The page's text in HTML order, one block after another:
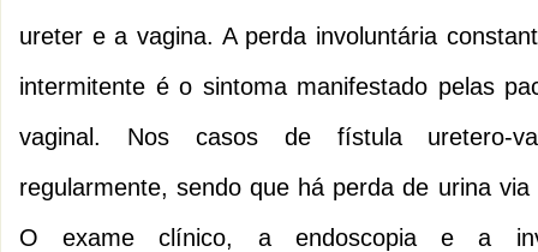
ureter e a vagina. A perda involuntária
intermitente é o sintoma manifestado pelas
vaginal. Nos casos de fístula uretero-
regularmente, sendo que há perda de urina
O exame clínico, a endoscopia e a